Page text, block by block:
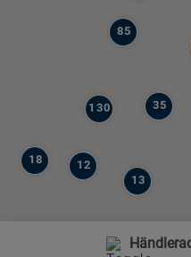
85
130 35
12
13
18